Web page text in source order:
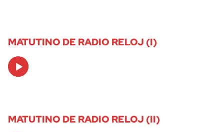
MATUTINO DE RADIO RELOJ (I)
Audio
Player
MATUTINO DE RADIO RELOJ (II)